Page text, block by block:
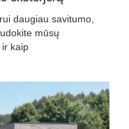
daugiau savitumo,
mūsų
kaip